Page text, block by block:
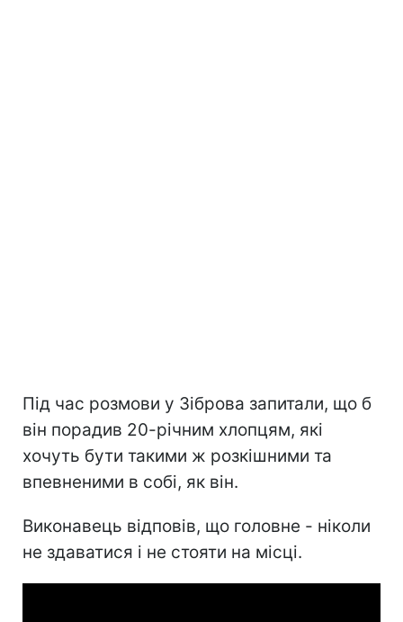
Під час розмови у Зіброва запитали, що б
він порадив 20-річним хлопцям, які
хочуть бути такими ж розкішними та
впевненими в собі, як він.
Виконавець відповів, що головне - ніколи
не здаватися і не стояти на місці.